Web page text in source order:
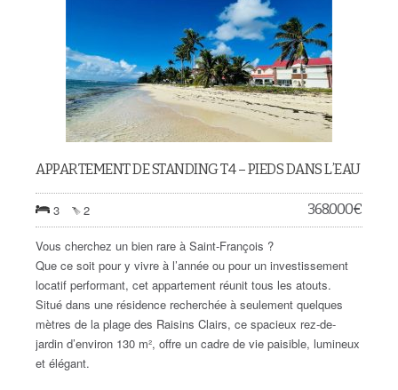
APPARTEMENT DE STANDING T4 – PIEDS DANS L’EAU
3 2 368.000€
Vous cherchez un bien rare à Saint-François ?
Que ce soit pour y vivre à l’année ou pour un investissement
locatif performant, cet appartement réunit tous les atouts.
Situé dans une résidence recherchée à seulement quelques
mètres de la plage des Raisins Clairs, ce spacieux rez-de-
jardin d’environ 130 m², offre un cadre de vie paisible, lumineux
et élégant.